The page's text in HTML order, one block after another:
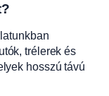
trélerek és
hosszú távú